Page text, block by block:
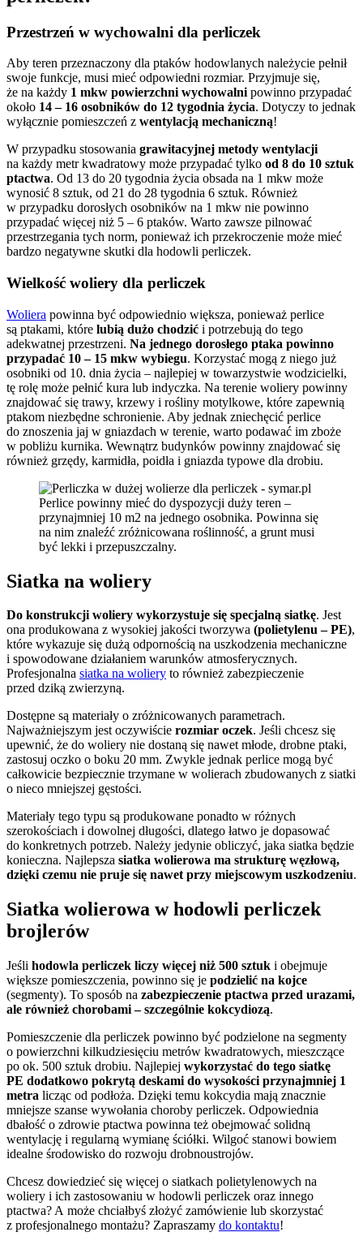
Przestrzeń w wychowalni dla perliczek
Aby teren przeznaczony dla ptaków hodowlanych należycie pełnił
swoje funkcje, musi mieć odpowiedni rozmiar. Przyjmuje się,
że na każdy 1 mkw powierzchni wychowalni powinno przypadać
około 14 – 16 osobników do 12 tygodnia życia. Dotyczy to jednak
wyłącznie pomieszczeń z wentylacją mechaniczną!
W przypadku stosowania grawitacyjnej metody wentylacji
na każdy metr kwadratowy może przypadać tylko od 8 do 10 sztuk
ptactwa. Od 13 do 20 tygodnia życia obsada na 1 mkw może
wynosić 8 sztuk, od 21 do 28 tygodnia 6 sztuk. Również
w przypadku dorosłych osobników na 1 mkw nie powinno
przypadać więcej niż 5 – 6 ptaków. Warto zawsze pilnować
przestrzegania tych norm, ponieważ ich przekroczenie może mieć
bardzo negatywne skutki dla hodowli perliczek.
Wielkość woliery dla perliczek
Woliera powinna być odpowiednio większa, ponieważ perlice
są ptakami, które lubią dużo chodzić i potrzebują do tego
adekwatnej przestrzeni. Na jednego dorosłego ptaka powinno
przypadać 10 – 15 mkw wybiegu. Korzystać mogą z niego już
osobniki od 10. dnia życia – najlepiej w towarzystwie wodzicielki,
tę rolę może pełnić kura lub indyczka. Na terenie woliery powinny
znajdować się trawy, krzewy i rośliny motylkowe, które zapewnią
ptakom niezbędne schronienie. Aby jednak zniechęcić perlice
do znoszenia jaj w gniazdach w terenie, warto podawać im zboże
w pobliżu kurnika. Wewnątrz budynków powinny znajdować się
również grzędy, karmidła, poidła i gniazda typowe dla drobiu.
Perlice powinny mieć do dyspozycji duży teren –
przynajmniej 10 m2 na jednego osobnika. Powinna się
na nim znaleźć zróżnicowana roślinność, a grunt musi
być lekki i przepuszczalny.
Siatka na woliery
Do konstrukcji woliery wykorzystuje się specjalną siatkę. Jest
ona produkowana z wysokiej jakości tworzywa (polietylenu – PE),
które wykazuje się dużą odpornością na uszkodzenia mechaniczne
i spowodowane działaniem warunków atmosferycznych.
Profesjonalna siatka na woliery to również zabezpieczenie
przed dziką zwierzyną.
Dostępne są materiały o zróżnicowanych parametrach.
Najważniejszym jest oczywiście rozmiar oczek. Jeśli chcesz się
upewnić, że do woliery nie dostaną się nawet młode, drobne ptaki,
zastosuj oczko o boku 20 mm. Zwykle jednak perlice mogą być
całkowicie bezpiecznie trzymane w wolierach zbudowanych z siatki
o nieco mniejszej gęstości.
Materiały tego typu są produkowane ponadto w różnych
szerokościach i dowolnej długości, dlatego łatwo je dopasować
do konkretnych potrzeb. Należy jedynie obliczyć, jaka siatka będzie
konieczna. Najlepsza siatka wolierowa ma strukturę węzłową,
dzięki czemu nie pruje się nawet przy miejscowym uszkodzeniu.
Siatka wolierowa w hodowli perliczek
brojlerów
Jeśli hodowla perliczek liczy więcej niż 500 sztuk i obejmuje
większe pomieszczenia, powinno się je podzielić na kojce
(segmenty). To sposób na zabezpieczenie ptactwa przed urazami,
ale również chorobami – szczególnie kokcydiozą.
Pomieszczenie dla perliczek powinno być podzielone na segmenty
o powierzchni kilkudziesięciu metrów kwadratowych, mieszczące
po ok. 500 sztuk drobiu. Najlepiej wykorzystać do tego siatkę
PE dodatkowo pokrytą deskami do wysokości przynajmniej 1
metra licząc od podłoża. Dzięki temu kokcydia mają znacznie
mniejsze szanse wywołania choroby perliczek. Odpowiednia
dbałość o zdrowie ptactwa powinna też obejmować solidną
wentylację i regularną wymianę ściółki. Wilgoć stanowi bowiem
idealne środowisko do rozwoju drobnoustrojów.
Chcesz dowiedzieć się więcej o siatkach polietylenowych na
woliery i ich zastosowaniu w hodowli perliczek oraz innego
ptactwa? A może chciałbyś złożyć zamówienie lub skorzystać
z profesjonalnego montażu? Zapraszamy do kontaktu!